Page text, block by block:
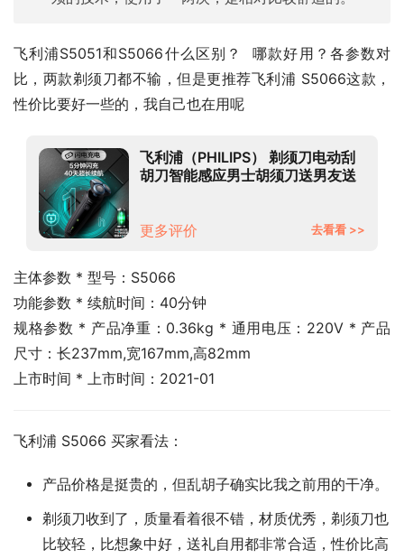
飞利浦S5051和S5066什么区别？  哪款好用？各参数对
比，两款剃须刀都不输，但是更推荐飞利浦 S5066这款，
性价比要好一些的，我自己也在用呢
飞利浦（PHILIPS） 剃须刀电动刮
胡刀智能感应男士胡须刀送男友送
更多评价
去看看 >>
主体参数 * 型号：S5066
功能参数 * 续航时间：40分钟
规格参数 * 产品净重：0.36kg * 通用电压：220V * 产品
尺寸：长237mm,宽167mm,高82mm
上市时间 * 上市时间：2021-01
飞利浦 S5066 买家看法：
产品价格是挺贵的，但乱胡子确实比我之前用的干净。
剃须刀收到了，质量看着很不错，材质优秀，剃须刀也
比较轻，比想象中好，送礼自用都非常合适，性价比高